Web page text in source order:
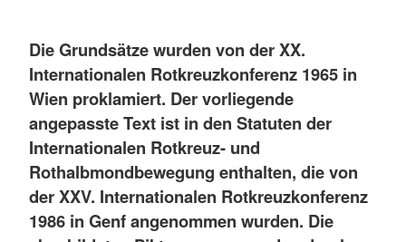
Die Grundsätze wurden von der XX.
Internationalen Rotkreuzkonferenz 1965 in
Wien proklamiert. Der vorliegende
angepasste Text ist in den Statuten der
Internationalen Rotkreuz- und
Rothalbmondbewegung enthalten, die von
der XXV. Internationalen Rotkreuzkonferenz
1986 in Genf angenommen wurden. Die